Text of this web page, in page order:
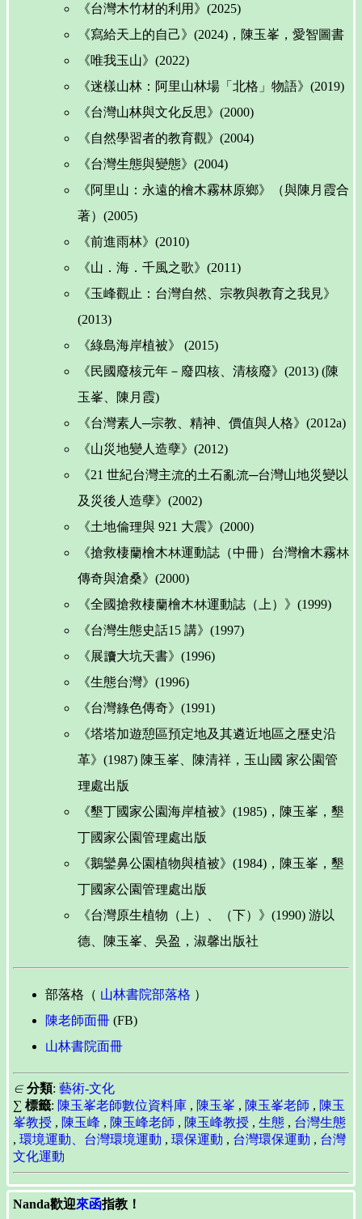
《台灣木竹材的利用》(2025)
《寫給天上的自己》(2024)，陳玉峯，愛智圖書
《唯我玉山》(2022)
《迷樣山林：阿里山林場「北格」物語》(2019)
《台灣山林與文化反思》(2000)
《自然學習者的教育觀》(2004)
《台灣生態與變態》(2004)
《阿里山：永遠的檜木霧林原鄉》（與陳月霞合
著）(2005)
《前進雨林》(2010)
《山．海．千風之歌》(2011)
《玉峰觀止：台灣自然、宗教與教育之我見》
(2013)
《綠島海岸植被》 (2015)
《民國廢核元年－廢四核、清核廢》(2013) (陳
玉峯、陳月霞)
《台灣素人─宗教、精神、價值與人格》(2012a)
《山災地變人造孽》(2012)
《21 世紀台灣主流的土石亂流─台灣山地災變以
及災後人造孽》(2002)
《土地倫理與 921 大震》(2000)
《搶救棲蘭檜木林運動誌（中冊）台灣檜木霧林
傳奇與滄桑》(2000)
《全國搶救棲蘭檜木林運動誌（上）》(1999)
《台灣生態史話15 講》(1997)
《展讀大坑天書》(1996)
《生態台灣》(1996)
《台灣綠色傳奇》(1991)
《塔塔加遊憩區預定地及其遴近地區之歷史沿
革》(1987) 陳玉峯、陳清祥，玉山國 家公園管
理處出版
《墾丁國家公園海岸植被》(1985)，陳玉峯，墾
丁國家公園管理處出版
《鵝鑾鼻公園植物與植被》(1984)，陳玉峯，墾
丁國家公園管理處出版
《台灣原生植物（上）、（下）》(1990) 游以
德、陳玉峯、吳盈，淑馨出版社
部落格（ 山林書院部落格 ）
陳老師面冊 (FB)
山林書院面冊
∈ 分類: 藝術-文化
∑ 標籤: 陳玉峯老師數位資料庫 , 陳玉峯 , 陳玉峯老師 , 陳玉
峯教授 , 陳玉峰 , 陳玉峰老師 , 陳玉峰教授 , 生態 , 台灣生態
, 環境運動、台灣環境運動 , 環保運動 , 台灣環保運動 , 台灣
文化運動
Nanda歡迎來函指教！